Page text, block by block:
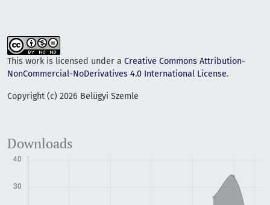
This work is licensed under a Creative Commons Attribution-
NonCommercial-NoDerivatives 4.0 International License.
Copyright (c) 2026 Belügyi Szemle
Downloads